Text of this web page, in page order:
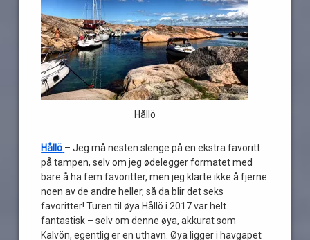
Hållö
Hållö – Jeg må nesten slenge på en ekstra favoritt
på tampen, selv om jeg ødelegger formatet med
bare å ha fem favoritter, men jeg klarte ikke å fjerne
noen av de andre heller, så da blir det seks
favoritter! Turen til øya Hållö i 2017 var helt
fantastisk – selv om denne øya, akkurat som
Kalvön, egentlig er en uthavn. Øya ligger i havgapet